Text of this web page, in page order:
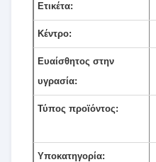
Ετικέτα:
Κέντρο:
Ευαίσθητος στην
υγρασία:
Τύπος προϊόντος:
Υποκατηγορία: